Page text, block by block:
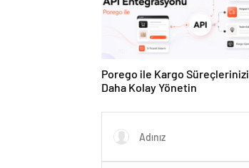
Porego ile Kargo Süreçlerinizi
Daha Kolay Yönetin